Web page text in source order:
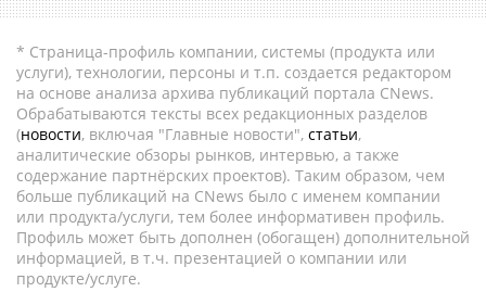
* Страница-профиль компании, системы (продукта или
услуги), технологии, персоны и т.п. создается редактором
на основе анализа архива публикаций портала CNews.
Обрабатываются тексты всех редакционных разделов
(новости, включая "Главные новости", статьи,
аналитические обзоры рынков, интервью, а также
содержание партнёрских проектов). Таким образом, чем
больше публикаций на CNews было с именем компании
или продукта/услуги, тем более информативен профиль.
Профиль может быть дополнен (обогащен) дополнительной
информацией, в т.ч. презентацией о компании или
продукте/услуге.